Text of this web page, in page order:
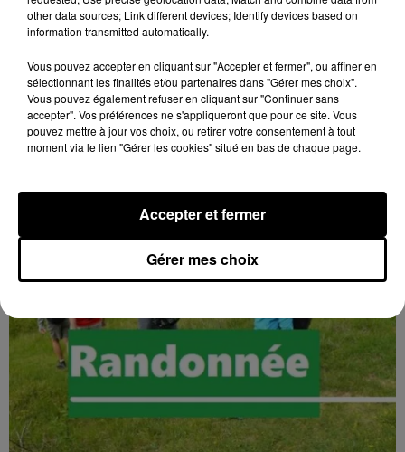
BLOIS (41) - CONFÉRENCE : « SOYEZ
MAUDITS ! »
Jeudi 4 février 2027 à 14h30 à l'auditorium Samuel
Paty, bibliothèque Abbé-Grégoire de Blois (Loir-et-
Cher) : « Soyez maudits ! » Les malédictions
other data sources; Link different devices; Identify devices based on
information transmitted automatically.
Vous pouvez accepter en cliquant sur "Accepter et fermer", ou affiner en
sélectionnant les finalités et/ou partenaires dans "Gérer mes choix".
Vous pouvez également refuser en cliquant sur "Continuer sans
accepter". Vos préférences ne s'appliqueront que pour ce site. Vous
pouvez mettre à jour vos choix, ou retirer votre consentement à tout
moment via le lien "Gérer les cookies" situé en bas de chaque page.
Gérer mes choix
Accepter et fermer